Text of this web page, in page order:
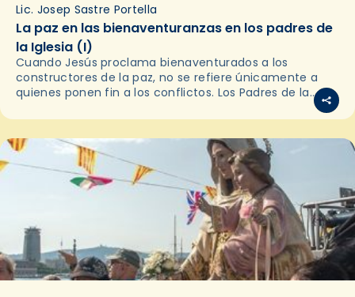
Lic. Josep Sastre Portella
La paz en las bienaventuranzas en los padres de
la Iglesia (I)
Cuando Jesús proclama bienaventurados a los
constructores de la paz, no se refiere únicamente a
quienes ponen fin a los conflictos. Los Padres de la